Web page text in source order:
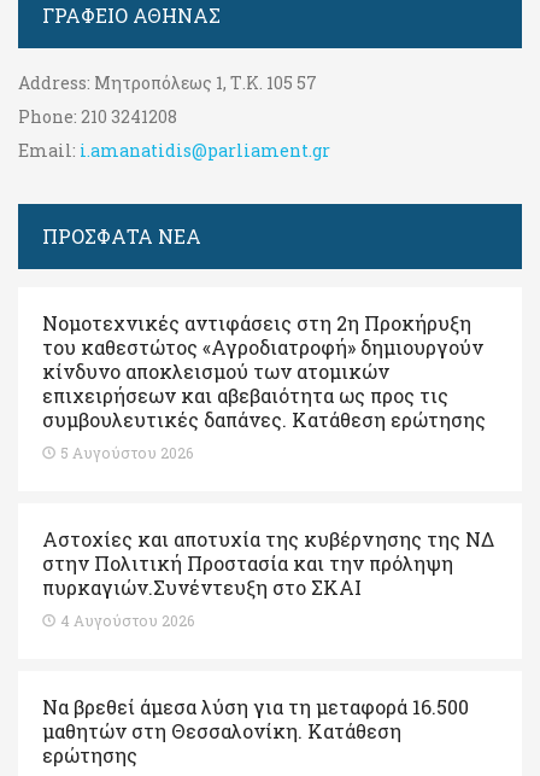
ΓΡΑΦΕΊΟ ΑΘΉΝΑΣ
Address: Μητροπόλεως 1, Τ.Κ. 105 57
Phone: 210 3241208
Email: i.amanatidis@parliament.gr
ΠΡΟΣΦΑΤΑ ΝΕΑ
Νομοτεχνικές αντιφάσεις στη 2η Προκήρυξη
του καθεστώτος «Αγροδιατροφή» δημιουργούν
κίνδυνο αποκλεισμού των ατομικών
επιχειρήσεων και αβεβαιότητα ως προς τις
συμβουλευτικές δαπάνες. Κατάθεση ερώτησης
5 Αυγούστου 2026
Αστοχίες και αποτυχία της κυβέρνησης της ΝΔ
στην Πολιτική Προστασία και την πρόληψη
πυρκαγιών.Συνέντευξη στο ΣΚΑΙ
4 Αυγούστου 2026
Να βρεθεί άμεσα λύση για τη μεταφορά 16.500
μαθητών στη Θεσσαλονίκη. Κατάθεση
ερώτησης